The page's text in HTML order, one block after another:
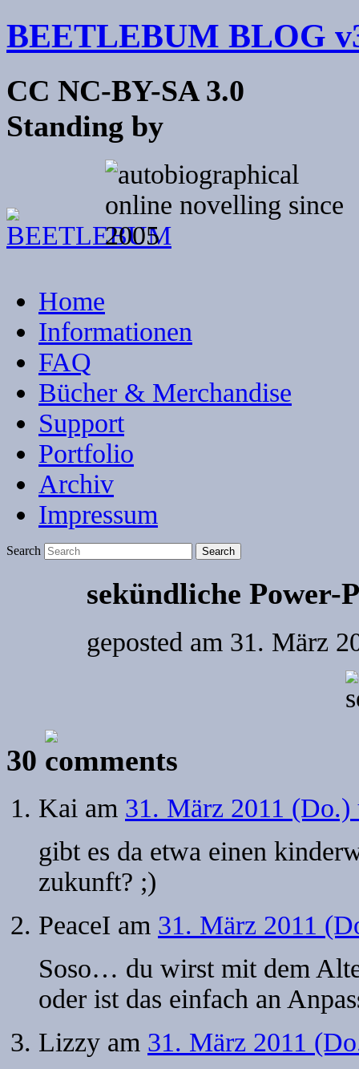
BEETLEBUM BLOG
CC NC-BY-SA 3.0
Standing by
Home
Informationen
FAQ
Bücher & Merchandise
Support
Portfolio
Archiv
Impressum
Search
sekündliche Power-
geposted am 31. März
30
Kai am 31. März 2011 (Do.)
gibt es da etwa einen
zukunft? ;)
PeaceI am 31. März 2011
Soso… du wirst mit dem
oder ist das einfach an
Lizzy am 31. März 2011